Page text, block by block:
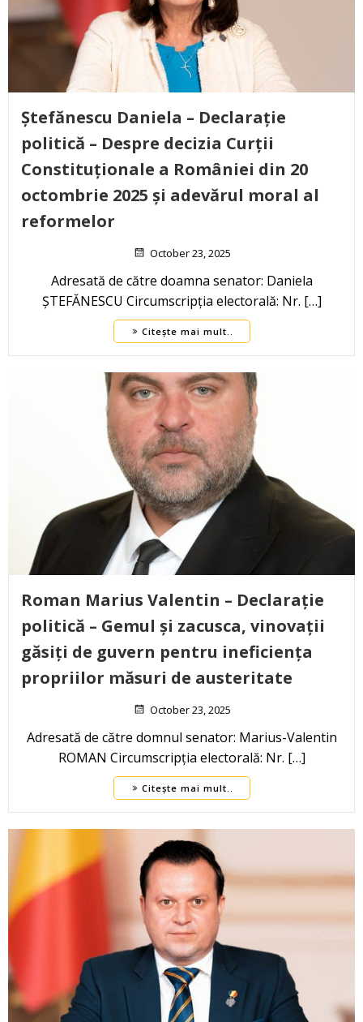
Ștefănescu Daniela – Declarație
politică – Despre decizia Curții
Constituționale a României din 20
octombrie 2025 și adevărul moral al
reformelor
October 23, 2025
Adresată de către doamna senator: Daniela
ȘTEFĂNESCU Circumscripția electorală: Nr. […]
Citește mai mult..
Roman Marius Valentin – Declarație
politică – Gemul și zacusca, vinovații
găsiți de guvern pentru ineficiența
propriilor măsuri de austeritate
October 23, 2025
Adresată de către domnul senator: Marius-Valentin
ROMAN Circumscripția electorală: Nr. […]
Citește mai mult..